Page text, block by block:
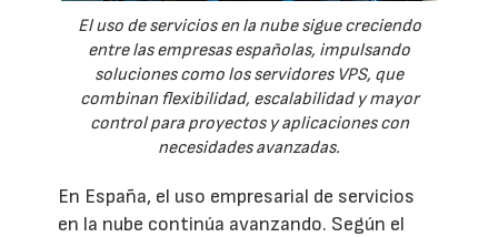
El uso de servicios en la nube sigue creciendo
entre las empresas españolas, impulsando
soluciones como los servidores VPS, que
combinan flexibilidad, escalabilidad y mayor
control para proyectos y aplicaciones con
necesidades avanzadas.
En España, el uso empresarial de servicios
en la nube continúa avanzando. Según el